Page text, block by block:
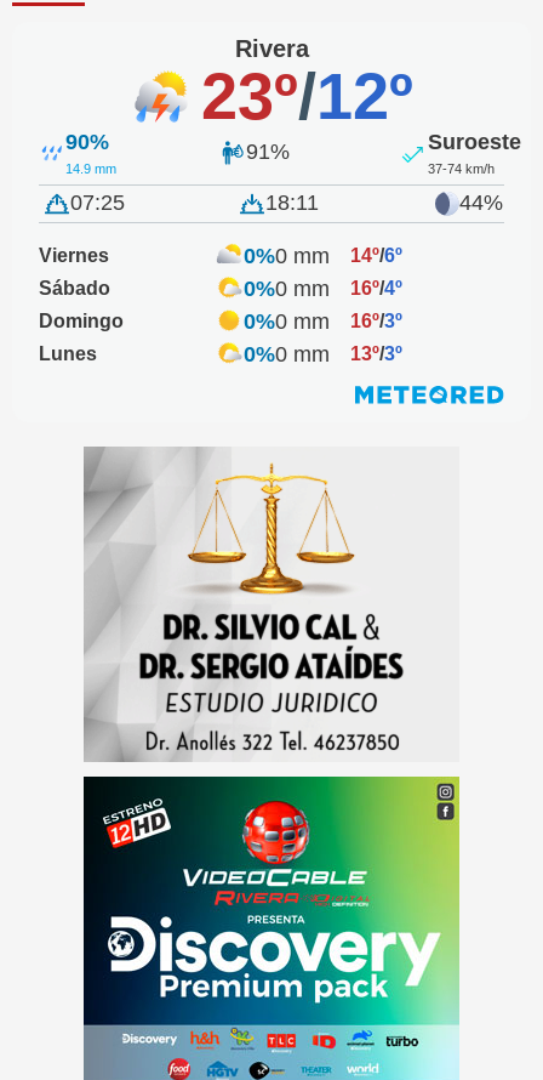
Rivera
23º/12º
90%
14.9 mm
91% Suroeste
37-74 km/h
07:25 18:11 44%
Viernes 0%0 mm 14º/6º
Sábado
0%0 mm 16º/4º
Domingo
0%0 mm 16º/3º
Lunes
0%0 mm 13º/3º